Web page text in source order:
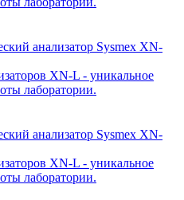
анализатор Sysmex XN-
XN-L - уникальное
лаборатории.
анализатор Sysmex XN-
XN-L - уникальное
лаборатории.